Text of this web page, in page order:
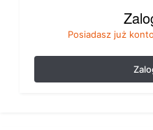
Posiadasz już